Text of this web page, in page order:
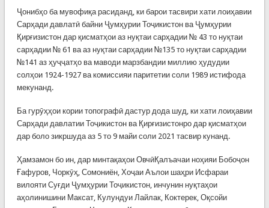
Ҷонибҳо ба мувофиқа расиданд, ки барои тасвири хати лоиҳавии
Сарҳади давлатӣ байни Ҷумҳурии Тоҷикистон ва Ҷумҳурии
Қирғизистон дар қисматҳои аз нуқтаи сарҳадии № 43 то нуқтаи
сарҳадии № 61 ва аз нуқтаи сарҳадии №135 то нуқтаи сарҳадии
№141 аз ҳуҷҷатҳо ва маводи марзбандии миллию ҳудудии
солҳои 1924-1927 ва комиссияи паритетии соли 1989 истифода
мекунанд.
Ба гурӯҳҳои кории топографӣ дастур дода шуд, ки хати лоиҳавии
Сарҳади давлатии Тоҷикистон ва Қирғизистонро дар қисматҳои
дар боло зикршуда аз 5 то 9 майи соли 2021 тасвир кунанд.
Ҳамзамон бо ин, дар минтақаҳои ОвчӣҚалъачаи ноҳияи Бобоҷон
Ғафуров, Чоркӯҳ, Сомониён, Хоҷаи Аълои шаҳри Исфараи
вилояти Суғди Ҷумҳурии Тоҷикистон, инчунин нуқтаҳои
аҳолинишини Максат, Кулундуи Лайлак, Коктерек, Оқсойи